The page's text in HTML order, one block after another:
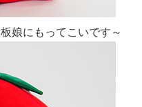
娘にもってこいです～